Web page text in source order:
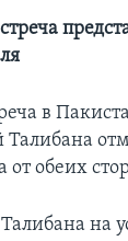
в
Талибана
от обеих
на